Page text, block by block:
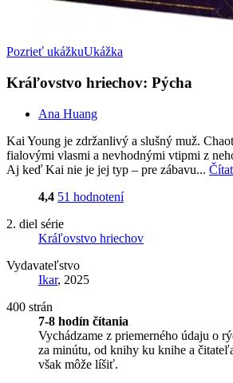
Pozrieť ukážkuUkážka
Kráľovstvo hriechov: Pýcha
Ana Huang
Kai Young je zdržanlivý a slušný muž.
fialovými vlasmi a nevhodnými vtipmi z
Aj keď Kai nie je jej typ – pre zábavu...
4,4 51 hodnotení
2. diel série
Kráľovstvo hriechov
Vydavateľstvo
Ikar, 2025
400 strán
7-8 hodín čítania
Vychádzame z priemerného údaju o
za minútu, od knihy ku knihe a
však môže líšiť.